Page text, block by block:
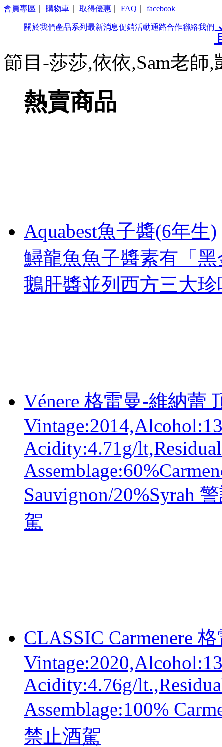
會員專區 購物車 取得優惠 FAQ facebook
關於我們產品系列 最新消息促銷活動通路合作聯絡我們
節目-莎莎,依依,Sam老師,
熱賣商品
Aquabest魚子醬(6年生)
鱘龍魚魚子醬素有「
鵝肝醬並列西方三大珍
Vénere 格雷曼-維納蕾
Acidity:4.71g/
Sauvignon/20%Syrah
駕
CLASSIC Carmenere
Acidity:4.76g/
Assemblage:100%
禁止酒駕